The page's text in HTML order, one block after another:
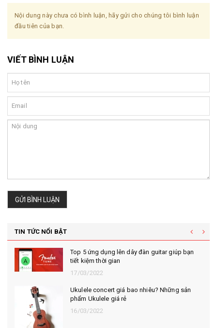
Nội dung này chưa có bình luận, hãy gửi cho chúng tôi bình luận
đầu tiên của bạn.
VIẾT BÌNH LUẬN
GỬI BÌNH LUẬN
TIN TỨC NỔI BẬT
Top 5 ứng dụng lên dây đàn guitar giúp bạn
tiết kiệm thời gian
17/03/2022
Ukulele concert giá bao nhiêu? Những sản
phẩm Ukulele giá rẻ
16/03/2022